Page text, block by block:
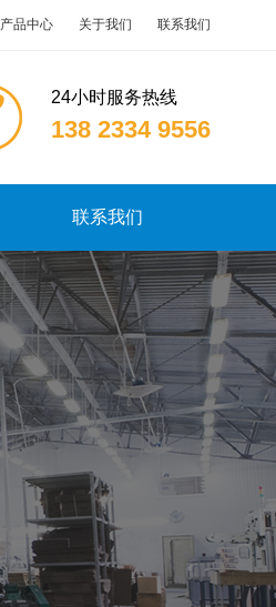
产品中心 关于我们 联系我们
24小时服务热线
138 2334 9556
联系我们